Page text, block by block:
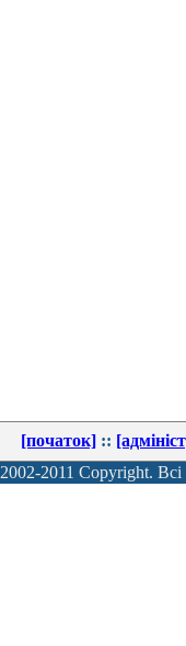
[початок] ::
2002-2011 Copyright.